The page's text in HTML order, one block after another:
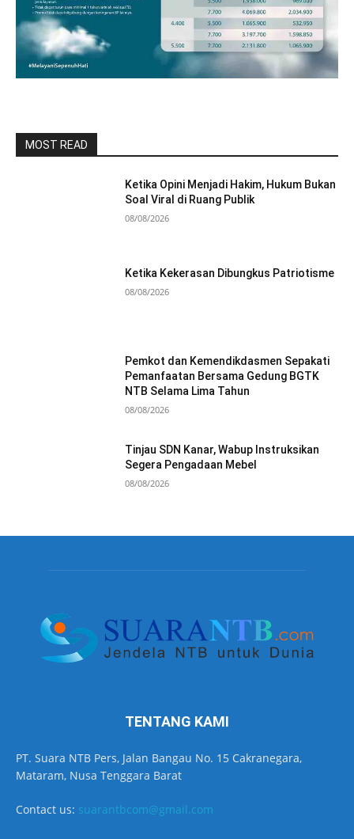
MOST READ
Ketika Opini Menjadi Hakim, Hukum Bukan
Soal Viral di Ruang Publik
08/08/2026
Ketika Kekerasan Dibungkus Patriotisme
08/08/2026
Pemkot dan Kemendikdasmen Sepakati
Pemanfaatan Bersama Gedung BGTK
NTB Selama Lima Tahun
08/08/2026
Tinjau SDN Kanar, Wabup Instruksikan
Segera Pengadaan Mebel
08/08/2026
TENTANG KAMI
PT. Suara NTB Pers, Jalan Bangau No. 15 Cakranegara,
Mataram, Nusa Tenggara Barat
Contact us: suarantbcom@gmail.com